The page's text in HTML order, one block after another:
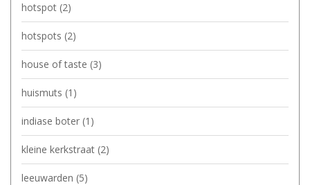
hotspot (2)
hotspots (2)
house of taste (3)
huismuts (1)
indiase boter (1)
kleine kerkstraat (2)
leeuwarden (5)